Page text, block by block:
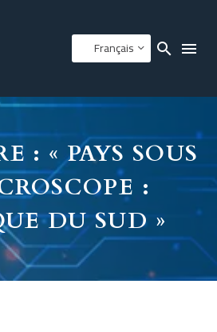
Français
: « PAYS SOUS
:
DU SUD »